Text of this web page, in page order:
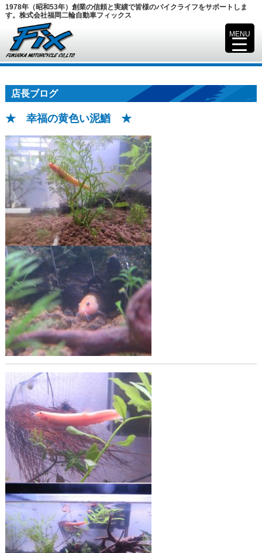
1978年（昭和53年）創業の信頼と実績で皆様のバイクライフをサポートしま
す。株式会社福岡二輪自動車フィックス
店長ブログ
★ 幸福の黄色い泥鰌 ★
MENU
▼